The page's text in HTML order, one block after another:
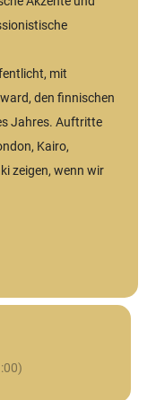
mit
den finnischen
Jahres. Auftritte
Kairo,
zeigen, wenn wir